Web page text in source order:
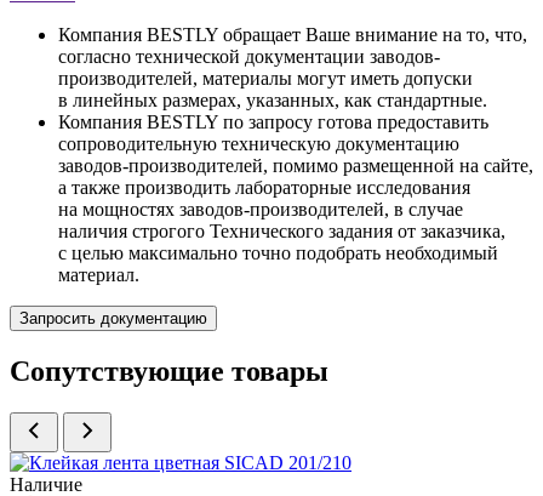
Компания BESTLY обращает Ваше внимание на то, что,
согласно технической документации заводов-
производителей, материалы могут иметь допуски
в линейных размерах, указанных, как стандартные.
Компания BESTLY по запросу готова предоставить
сопроводительную техническую документацию
заводов-производителей, помимо размещенной на сайте,
а также производить лабораторные исследования
на мощностях заводов-производителей, в случае
наличия строгого Технического задания от заказчика,
с целью максимально точно подобрать необходимый
материал.
Запросить документацию
Сопутствующие товары
Наличие